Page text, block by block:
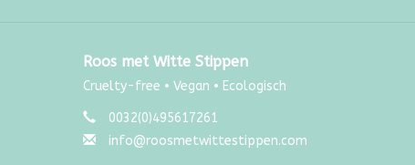
Roos met Witte Stippen
Cruelty-free • Vegan • Ecologisch
0032(0)495617261
info@roosmetwittestippen.com